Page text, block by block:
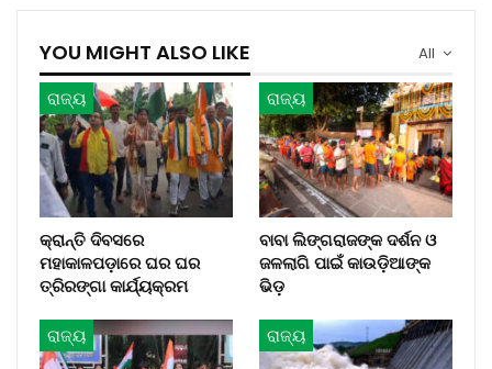
All
YOU MIGHT ALSO LIKE
ରାଜ୍ୟ
କ୍ରାନ୍ତି ଦିବସରେ
ମହାକାଳପଡ଼ାରେ ଘର ଘର
ତ୍ରିରଙ୍ଗା କାର୍ଯ୍ୟକ୍ରମ
ରାଜ୍ୟ
ବାବା ଲିଙ୍ଗରାଜଙ୍କ ଦର୍ଶନ ଓ
ଜଳଲାଗି ପାଇଁ କାଉଡ଼ିଆଙ୍କ
ଭିଡ଼
ରାଜ୍ୟ ରାଜ୍ୟ